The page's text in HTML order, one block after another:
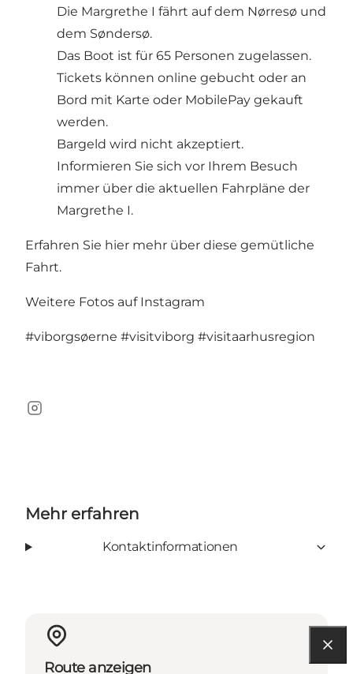
Die Margrethe I fährt auf dem Nørresø und
dem Søndersø.
Das Boot ist für 65 Personen zugelassen.
Tickets können online gebucht oder an
Bord mit Karte oder MobilePay gekauft
werden.
Bargeld wird nicht akzeptiert.
Informieren Sie sich vor Ihrem Besuch
immer über die aktuellen Fahrpläne der
Margrethe I.
Erfahren Sie hier mehr über diese gemütliche
Fahrt.
Weitere Fotos auf Instagram
#viborgsøerne #visitviborg #visitaarhusregion
Instagram
Mehr erfahren
Kontaktinformationen
Route anzeigen